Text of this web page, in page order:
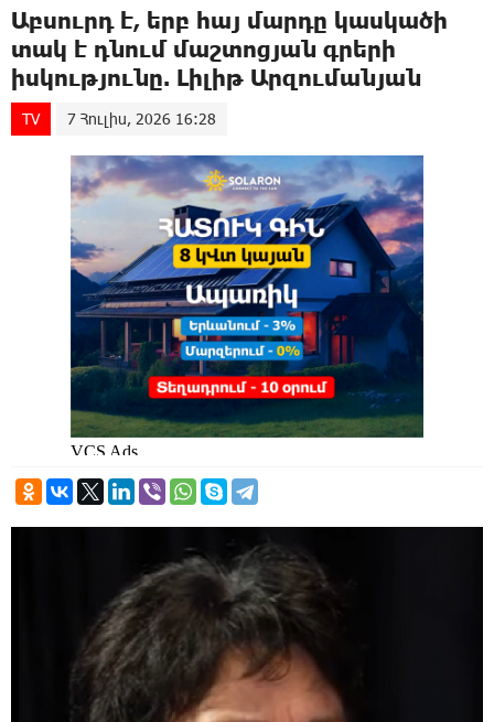
Աբսուրդ է, երբ հայ մարդը կասկածի
տակ է դնում մաշտոցյան գրերի
իսկությունը. Լիլիթ Արզումանյան
TV 7 Հուլիս, 2026 16:28